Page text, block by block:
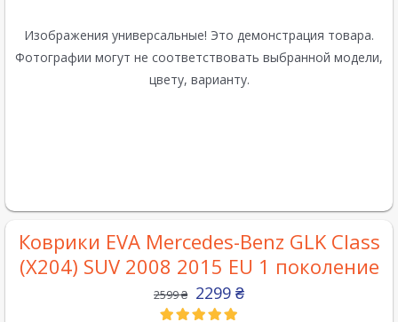
Изображения универсальные! Это демонстрация товара.
Фотографии могут не соответствовать выбранной модели,
цвету, варианту.
Коврики EVA Mercedes-Benz GLK Class
(X204) SUV 2008 2015 EU 1 поколение
2599₴ 2299 ₴